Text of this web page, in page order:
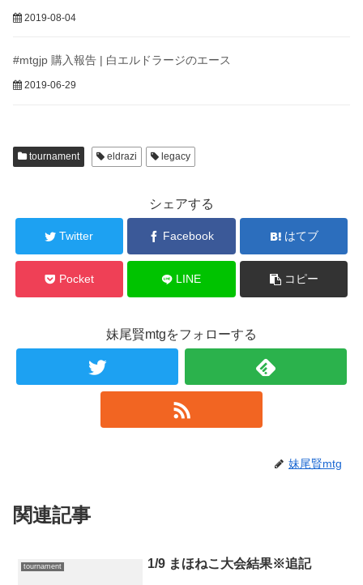
2019-08-04
#mtgjp 購入報告 | 白エルドラージのエース
2019-06-29
tournament eldrazi legacy
シェアする
Twitter Facebook はてブ
Pocket LINE コピー
妹尾賢mtgをフォローする
妹尾賢mtg
関連記事
tournament 1/9 まほねこ大会結果※追記